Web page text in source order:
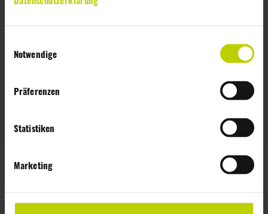
Notwendige
Präferenzen
Statistiken
Marketing
so besonders?
Nächstes
Frisch eingetroffen